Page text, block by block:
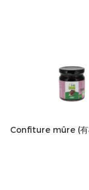
Confiture mûre (有